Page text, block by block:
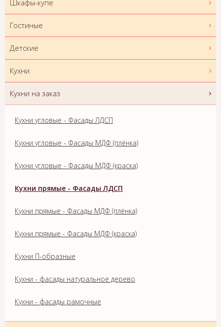
Шкафы-купе
Гостиные
Детские
Кухни
Кухни на заказ
Кухни угловые - Фасады ЛДСП
Кухни угловые - Фасады МДФ (плёнка)
Кухни угловые - Фасады МДФ (краска)
Кухни прямые - Фасады ЛДСП
Кухни прямые - Фасады МДФ (плёнка)
Кухни прямые - Фасады МДФ (краска)
Кухни П-образные
Кухни - фасады натуральное дерево
Кухни - фасады рамочные